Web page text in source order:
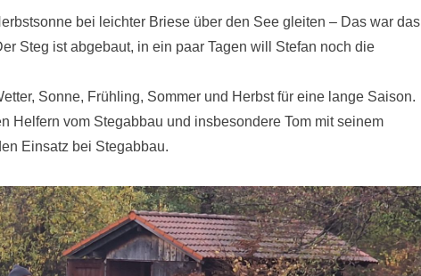
bei leichter Briese über den See gleiten – Das war das
Steg ist abgebaut, in ein paar Tagen will Stefan noch die
Sonne, Frühling, Sommer und Herbst für eine lange Saison.
Helfern vom Stegabbau und insbesondere Tom mit seinem
Einsatz bei Stegabbau.